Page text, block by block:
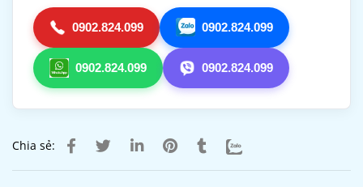
0902.824.099 0902.824.099
0902.824.099 0902.824.099
Chia sẻ: